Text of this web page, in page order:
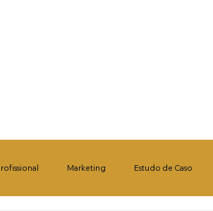
Marketing Estudo de Caso